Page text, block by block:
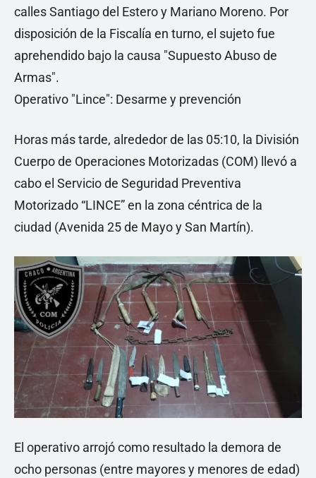
calles Santiago del Estero y Mariano Moreno. Por
disposición de la Fiscalía en turno, el sujeto fue
aprehendido bajo la causa "Supuesto Abuso de
Armas".
Operativo "Lince": Desarme y prevención
Horas más tarde, alrededor de las 05:10, la División
Cuerpo de Operaciones Motorizadas (COM) llevó a
cabo el Servicio de Seguridad Preventiva
Motorizado “LINCE” en la zona céntrica de la
ciudad (Avenida 25 de Mayo y San Martín).
El operativo arrojó como resultado la demora de
ocho personas (entre mayores y menores de edad)